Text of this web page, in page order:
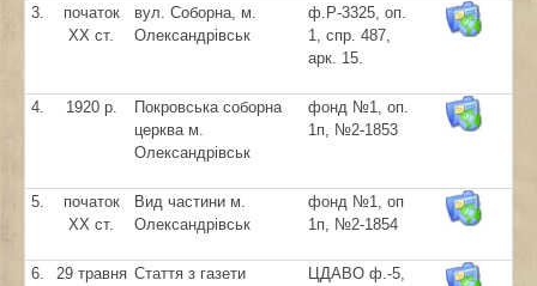
3.
початок
ХХ ст.
вул. Соборна, м.
Олександрівськ
ф.Р-3325, оп.
1, спр. 487,
арк. 15.
4. 1920 р.
Покровська соборна
церква м.
Олександрівськ
фонд №1, оп.
1п, №2-1853
5.
початок
ХХ ст.
Вид частини м.
Олександрівськ
фонд №1, оп
1п, №2-1854
6.
29 травня Стаття з газети
ЦДАВО ф.-5,